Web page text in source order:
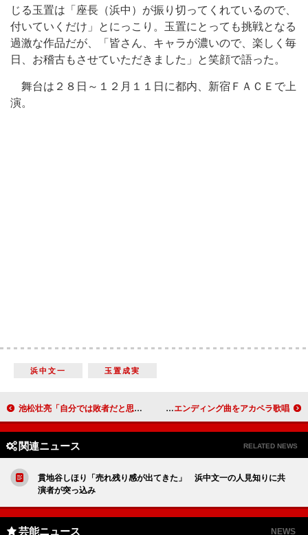
じる玉置は「座長（浜中）が振り切ってくれているので、
付いていくだけ」とにっこり。玉置にとっても挑戦となる
過激な作品だが、「皆さん、キャラが濃いので、楽しく毎
日、お稽古もさせていただきました」と笑顔で語った。
舞台は２８日～１２月１１日に都内、新宿ＦＡＣＥで上
演。
浜中文一 玉置成実
池松壮亮「自分では敗者だと思っている」 是枝監督とのトークショーで率直な思いを吐露 薬師丸ひろ子、正月ドラマ会見後にサプライズ 自ら申し出てエンディング曲をアカペラ歌唱
関連ニュース RELATED NEWS
貫地谷しほり「売れ残り感が出てきた」 浜中文一の人見知りに共
演者が突っ込み
芸能ニュース NEWS